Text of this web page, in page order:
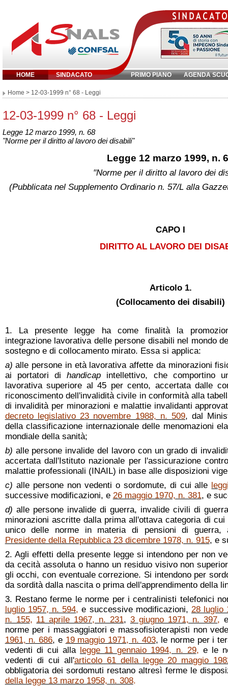
HOME SINDACATO PRIMO PIANO AGENDA
Inserisci parola chiave:
Home > 12-03-1999 n° 68 - Leggi
12-03-1999 n° 68 - Leggi
Legge 12 marzo 1999, n. 68
"Norme per il diritto al lavoro dei disabili"
Legge 12 marzo 1999, n.
"Norme per il diritto al lavoro dei
(Pubblicata nel Supplemento Ordinario n. 57/L alla
CAPO I
DIRITTO AL LAVORO DEI
Articolo 1.
(Collocamento dei disabili)
1. La presente legge ha come finalità la
integrazione lavorativa delle persone disabili nel mondo
sostegno e di collocamento mirato. Essa si applica:
a)alle persone in età lavorativa affette da minorazioni
ai portatori dihandicap intellettivo, che comportino
lavorativa superiore al 45 per cento, accertata dalle
riconoscimento dell'invalidità civile in conformità alla
di invalidità per minorazioni e malattie invalidanti
decreto legislativo 23 novembre 1988, n. 509, dal
della classificazione internazionale delle menomazioni
mondiale della sanità;
b) alle persone invalide del lavoro con un grado di
accertata dall'Istituto nazionale per l'assicurazione
malattie professionali (INAIL) in base alle disposizioni
c) alle persone non vedenti o sordomute, di cui alle
successive modificazioni, e 26 maggio 1970, n. 381, e
d) alle persone invalide di guerra, invalide civili di
minorazioni ascritte dalla prima all'ottava categoria di
unico delle norme in materia di pensioni di guerra,
Presidente della Repubblica 23 dicembre 1978, n. 915, e
2. Agli effetti della presente legge si intendono per non
da cecità assoluta o hanno un residuo visivo non
gli occhi, con eventuale correzione. Si intendono per
da sordità dalla nascita o prima dell'apprendimento della
3. Restano ferme le norme per i centralinisti telefonici
luglio 1957, n. 594, e successive modificazioni,28 luglio
n. 155, 11 aprile 1967, n. 231, 3 giugno 1971, n. 397,
norme per i massaggiatori e massofisioterapisti non
1961, n. 686, e 19 maggio 1971, n. 403, le norme per i
vedenti di cui alla legge 11 gennaio 1994, n. 29, e le
vedenti di cui all'articolo 61 della legge 20 maggio
obbligatoria dei sordomuti restano altresì ferme le
della legge 13 marzo 1958, n. 308.